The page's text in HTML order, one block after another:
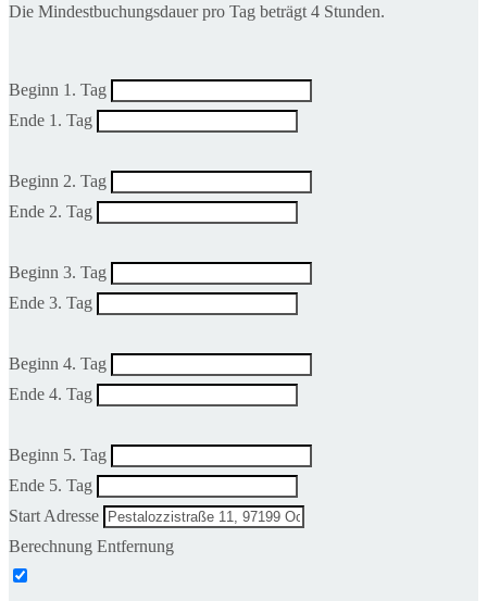
Die Mindestbuchungsdauer pro Tag beträgt 4 Stunden.
Beginn 1. Tag
Ende 1. Tag
Beginn 2. Tag
Ende 2. Tag
Beginn 3. Tag
Ende 3. Tag
Beginn 4. Tag
Ende 4. Tag
Beginn 5. Tag
Ende 5. Tag
Start Adresse
Berechnung Entfernung